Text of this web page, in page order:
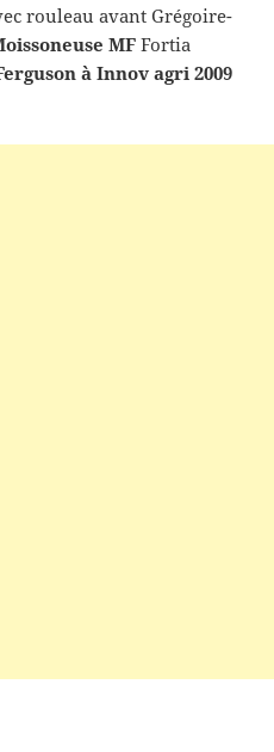
rouleau avant Grégoire-
MFFortia
à Innov agri 2009